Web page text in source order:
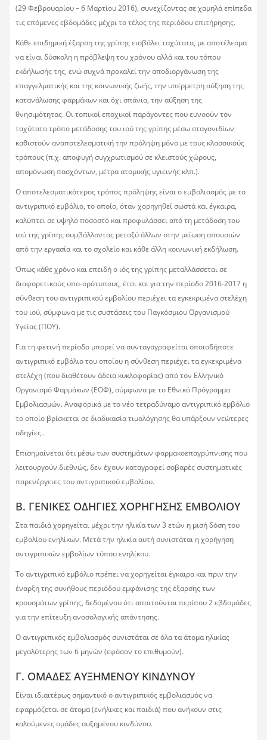
(29 Φεβρουαρίου – 6 Μαρτίου 2016), συνεχίζοντας σε χαμηλά επίπεδα
τις επόμενες εβδομάδες μέχρι το τέλος της περιόδου επιτήρησης.
Κάθε επιδημική έξαρση της γρίπης εισβάλει ταχύτατα, με αποτέλεσμα
να είναι δύσκολη η πρόβλεψη του χρόνου αλλά και του τόπου
εκδήλωσής της, ενώ συχνά προκαλεί την αποδιοργάνωση της
επαγγελματικής και της κοινωνικής ζωής, την υπέρμετρη αύξηση της
κατανάλωσης φαρμάκων και όχι σπάνια, την αύξηση της
θνησιμότητας. Οι τοπικοί εποχικοί παράγοντες που ευνοούν τον
ταχύτατο τρόπο μετάδοσης του ιού της γρίπης μέσω σταγονιδίων
καθιστούν αναποτελεσματική την πρόληψη μόνο με τους κλασσικούς
τρόπους (π.χ. αποφυγή συγχρωτισμού σε κλειστούς χώρους,
απομόνωση πασχόντων, μέτρα ατομικής υγιεινής κλπ.).
Ο αποτελεσματικότερος τρόπος πρόληψης είναι ο εμβολιασμός με το
αντιγριπικό εμβόλιο, το οποίο, όταν χορηγηθεί σωστά και έγκαιρα,
καλύπτει σε υψηλό ποσοστό και προφυλάσσει από τη μετάδοση του
ιού της γρίπης συμβάλλοντας μεταξύ άλλων στην μείωση απουσιών
από την εργασία και το σχολείο και κάθε άλλη κοινωνική εκδήλωση.
Όπως κάθε χρόνο και επειδή ο ιός της γρίπης μεταλλάσσεται σε
διαφορετικούς υπο-ορότυπους, έτσι και για την περίοδο 2016-2017 η
σύνθεση του αντιγριπικού εμβολίου περιέχει τα εγκεκριμένα στελέχη
του ιού, σύμφωνα με τις συστάσεις του Παγκόσμιου Οργανισμού
Υγείας (ΠΟΥ).
Για τη φετινή περίοδο μπορεί να συνταγογραφείται οποιοδήποτε
αντιγριπικό εμβόλιο του οποίου η σύνθεση περιέχει τα εγκεκριμένα
στελέχη (που διαθέτουν άδεια κυκλοφορίας) από τον Ελληνικό
Οργανισμό Φαρμάκων (ΕΟΦ), σύμφωνα με το Εθνικό Πρόγραμμα
Εμβολιασμών. Αναφορικά με το νέο τετραδύναμο αντιγριπικό εμβόλιο
το οποίο βρίσκεται σε διαδικασία τιμολόγησης θα υπάρξουν νεώτερες
οδηγίες..
Επισημαίνεται ότι μέσω των συστημάτων φαρμακοεπαγρύπνισης που
λειτουργούν διεθνώς, δεν έχουν καταγραφεί σοβαρές συστηματικές
παρενέργειες του αντιγριπικού εμβολίου.
Β. ΓΕΝΙΚΕΣ ΟΔΗΓΙΕΣ ΧΟΡΗΓΗΣΗΣ ΕΜΒΟΛΙΟΥ
Στα παιδιά χορηγείται μέχρι την ηλικία των 3 ετών η μισή δόση του
εμβολίου ενηλίκων. Μετά την ηλικία αυτή συνιστάται η χορήγηση
αντιγριπικών εμβολίων τύπου ενηλίκου.
Το αντιγριπικό εμβόλιο πρέπει να χορηγείται έγκαιρα και πριν την
έναρξη της συνήθους περιόδου εμφάνισης της έξαρσης των
κρουσμάτων γρίπης, δεδομένου ότι απαιτούνται περίπου 2 εβδομάδες
για την επίτευξη ανοσολογικής απάντησης.
Ο αντιγριπικός εμβολιασμός συνιστάται σε όλα τα άτομα ηλικίας
μεγαλύτερης των 6 μηνών (εφόσον το επιθυμούν).
Γ. ΟΜΑΔΕΣ ΑΥΞΗΜΕΝΟΥ ΚΙΝΔΥΝΟΥ
Eίναι ιδιαιτέρως σημαντικό ο αντιγριπικός εμβολιασμός να
εφαρμόζεται σε άτομα (ενήλικες και παιδιά) που ανήκουν στις
καλούμενες ομάδες αυξημένου κινδύνου.